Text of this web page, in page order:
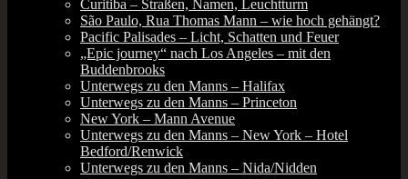
Curitiba – Straßen, Namen, Leuchtturm
São Paulo, Rua Thomas Mann – wie hoch gehängt?
Pacific Palisades – Licht, Schatten und Feuer
„Epic journey“ nach Los Angeles – mit den
Buddenbrooks
Unterwegs zu den Manns – Halifax
Unterwegs zu den Manns – Princeton
New York – Mann Avenue
Unterwegs zu den Manns – New York – Hotel
Bedford/Renwick
Unterwegs zu den Manns – Nida/Nidden